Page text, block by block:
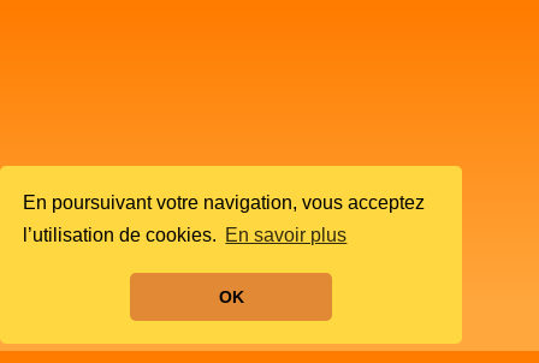
En poursuivant votre navigation, vous acceptez
l’utilisation de cookies. En savoir plus
OK